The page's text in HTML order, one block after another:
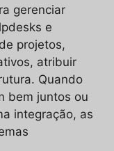
gerenciar
e
projetos,
atribuir
Quando
bem juntos ou
integração, as